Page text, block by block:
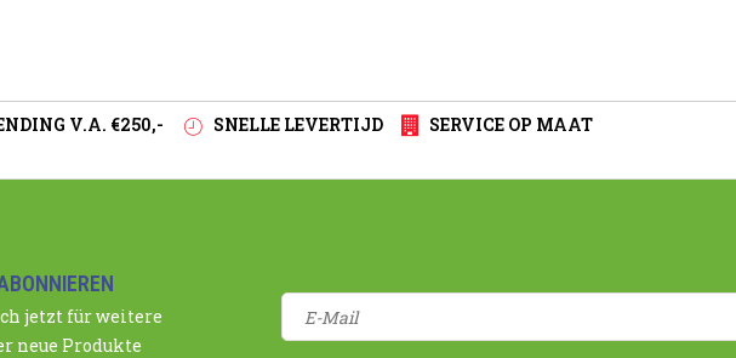
V.A. €250,- SNELLE LEVERTIJD SERVICE OP MAAT
jetzt für weitere
neue Produkte